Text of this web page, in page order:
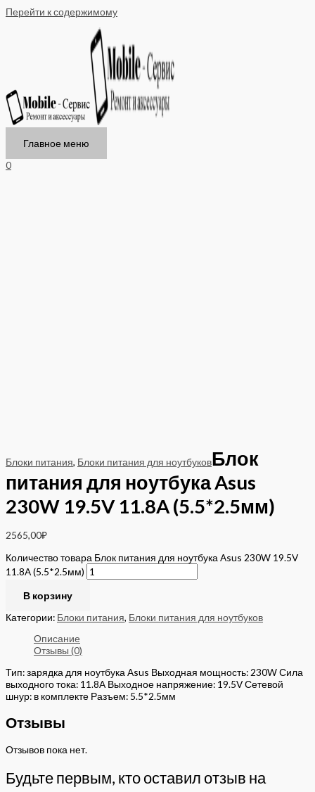
Перейти к содержимому
Главное меню
0
Блоки питания, Блоки питания для ноутбуковБлок
питания для ноутбука Asus
230W 19.5V 11.8A (5.5*2.5мм)
2565,00₽
Количество товара Блок питания для ноутбука Asus 230W 19.5V
11.8A (5.5*2.5мм)
В корзину
Категории: Блоки питания, Блоки питания для ноутбуков
Описание
Отзывы (0)
Тип: зарядка для ноутбука Asus Выходная мощность: 230W Сила
выходного тока: 11.8A Выходное напряжение: 19.5V Сетевой
шнур: в комплекте Разъем: 5.5*2.5мм
Отзывы
Отзывов пока нет.
Будьте первым, кто оставил отзыв на